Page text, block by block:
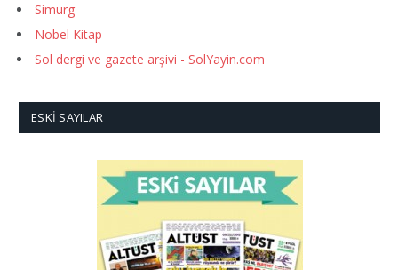
Simurg
Nobel Kitap
Sol dergi ve gazete arşivi - SolYayin.com
ESKI SAYILAR